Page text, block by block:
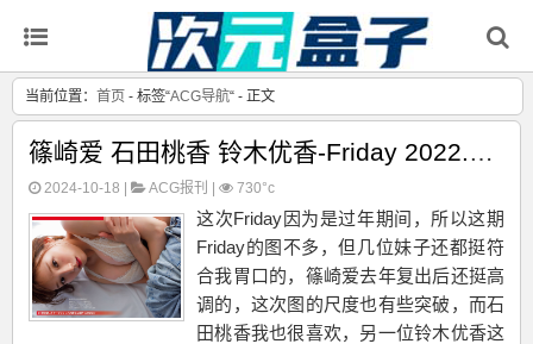
当前位置： 首页 - 标签“ACG导航“ - 正文
篠崎爱 石田桃香 铃木优香-Friday 2022.01.21
2024-10-18 | ACG报刊 730°c
这次Friday因为是过年期间，所以这期
Friday的图不多，但几位妹子还都挺符
合我胃口的，篠崎爱去年复出后还挺高
调的，这次图的尺度也有些突破，而石
田桃香我也很喜欢，另一位铃木优香这